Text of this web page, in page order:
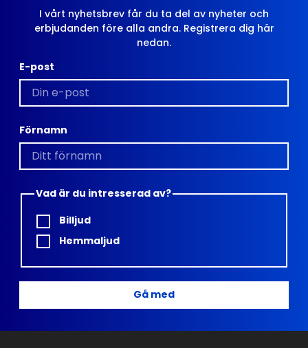
I vårt nyhetsbrev får du ta del av nyheter och
erbjudanden före alla andra. Registrera dig här
nedan.
E-post
Förnamn
Vad är du intresserad av?
Billjud
Hemmaljud
Gå med